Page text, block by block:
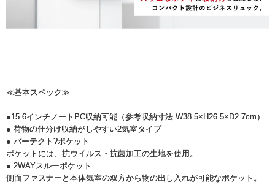
≪基本スペック≫
●15.6インチノートPC収納可能（参考収納寸法 W38.5×H26.5×D2.7cm）
● 荷物の仕分け収納がしやすい2気室タイプ
● バーテクト?ポケット
ポケットには、抗ウイルス・抗菌加工の生地を使用。
● 2WAYスルーポケット
側面ファスナーと本体気室の双方から物の出し入れが可能なポケット。